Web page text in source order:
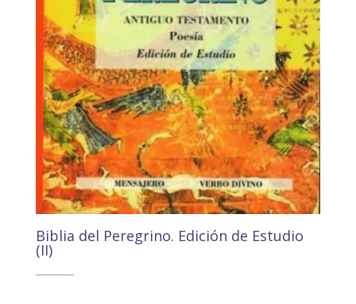
Biblia del Peregrino. Edición de Estudio
(II)
54,70€